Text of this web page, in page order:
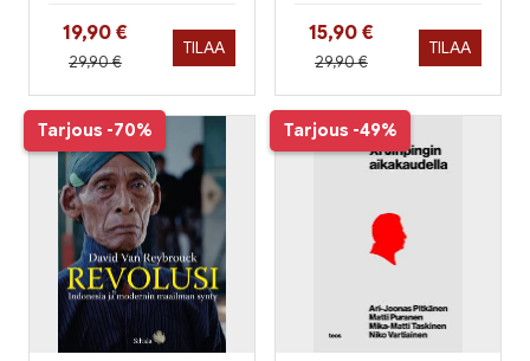
Hinta nyt
19,90 €
Hinta aiemmin
29,90 €
TILAA
Hinta nyt
15,90 €
Hinta aiemmin
29,90 €
TILAA
Tarjous -70% Tarjous -49%